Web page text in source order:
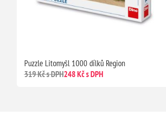
Puzzle Litomyšl 1000 dílků Region
319 Kč s DPH248 Kč s DPH